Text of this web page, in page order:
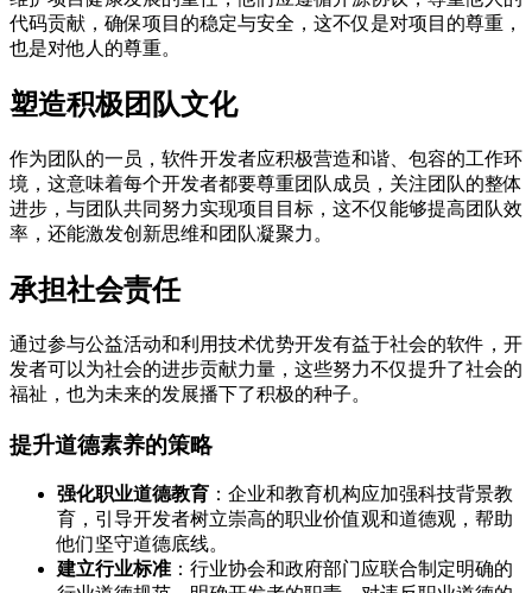
代码贡献，确保项目的稳定与安全，这不仅是对项目的尊重，
也是对他人的尊重。
塑造积极团队文化
作为团队的一员，软件开发者应积极营造和谐、包容的工作环
境，这意味着每个开发者都要尊重团队成员，关注团队的整体
进步，与团队共同努力实现项目目标，这不仅能够提高团队效
率，还能激发创新思维和团队凝聚力。
承担社会责任
通过参与公益活动和利用技术优势开发有益于社会的软件，开
发者可以为社会的进步贡献力量，这些努力不仅提升了社会的
福祉，也为未来的发展播下了积极的种子。
提升道德素养的策略
强化职业道德教育 ：企业和教育机构应加强科技背景教
育，引导开发者树立崇高的职业价值观和道德观，帮助
他们坚守道德底线。
建立行业标准 ：行业协会和政府部门应联合制定明确的